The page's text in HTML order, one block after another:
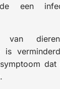
een
van
is